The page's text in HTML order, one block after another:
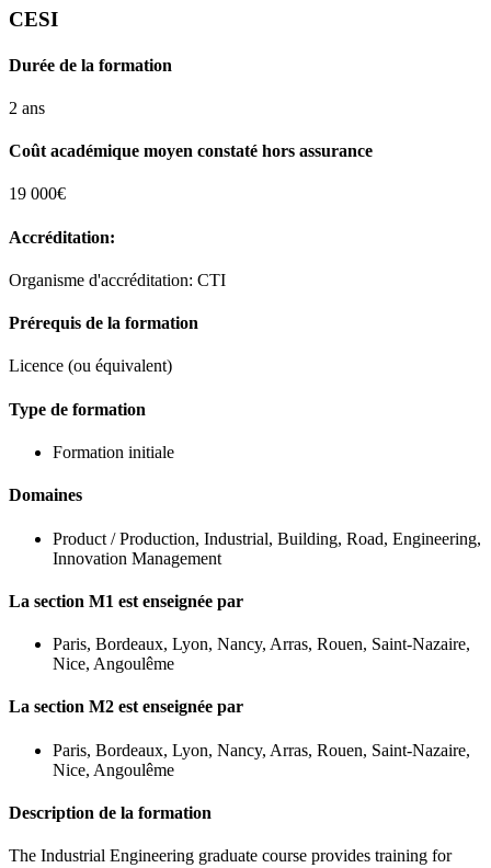
CESI
Durée de la formation
2 ans
Coût académique moyen constaté hors assurance
19 000€
Accréditation:
Organisme d'accréditation: CTI
Prérequis de la formation
Licence (ou équivalent)
Type de formation
Formation initiale
Domaines
Product / Production, Industrial, Building, Road, Engineering,
Innovation Management
La section M1 est enseignée par
Paris, Bordeaux, Lyon, Nancy, Arras, Rouen, Saint-Nazaire,
Nice, Angoulême
La section M2 est enseignée par
Paris, Bordeaux, Lyon, Nancy, Arras, Rouen, Saint-Nazaire,
Nice, Angoulême
Description de la formation
The Industrial Engineering graduate course provides training for